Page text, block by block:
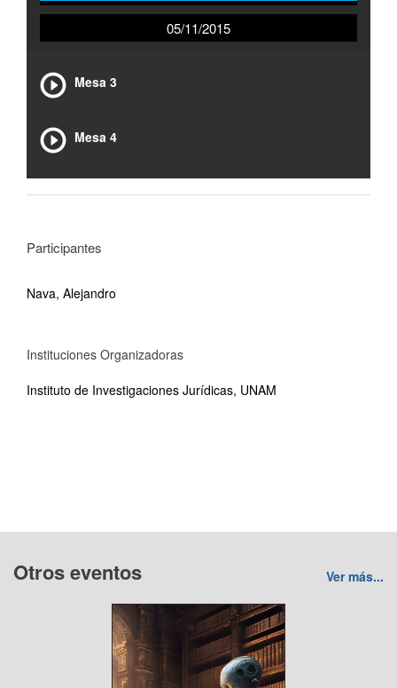
05/11/2015
Mesa 3
Mesa 4
Participantes
Nava, Alejandro
Instituciones Organizadoras
Instituto de Investigaciones Jurídicas, UNAM
Otros eventos Ver más...